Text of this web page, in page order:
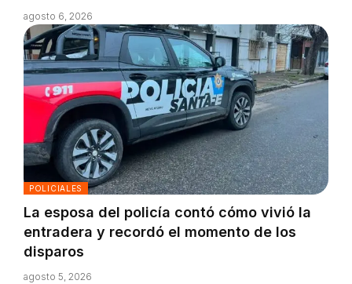
agosto 6, 2026
POLICIALES
La esposa del policía contó cómo vivió la
entradera y recordó el momento de los
disparos
agosto 5, 2026